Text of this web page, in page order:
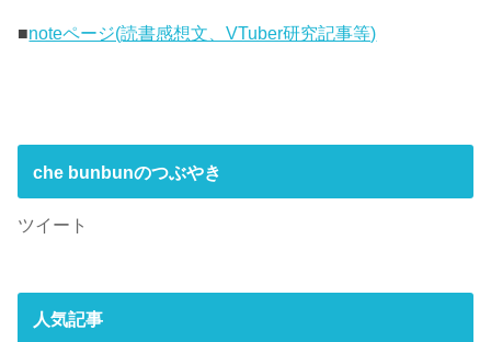
■noteページ(読書感想文、VTuber研究記事等)
che bunbunのつぶやき
ツイート
人気記事